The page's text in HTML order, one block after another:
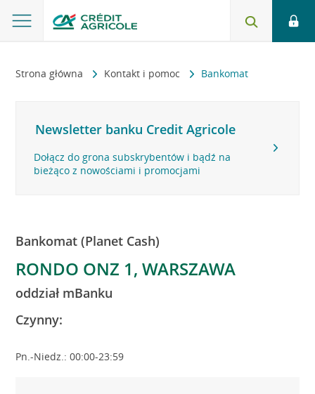
Strona główna Kontakt i pomoc Bankomat
Newsletter banku Credit Agricole
Dołącz do grona subskrybentów i bądź na
bieżąco z nowościami i promocjami
Bankomat (Planet Cash)
RONDO ONZ 1, WARSZAWA
oddział mBanku
Czynny:
Pn.-Niedz.: 00:00-23:59